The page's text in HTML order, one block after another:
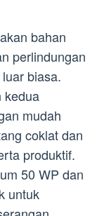
bahan
perlindungan
biasa.
kedua
mudah
coklat dan
produktif.
50 WP dan
untuk